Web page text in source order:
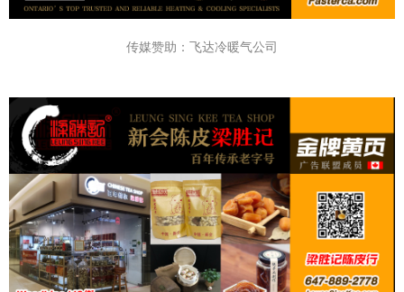
传媒赞助：飞达冷暖气公司